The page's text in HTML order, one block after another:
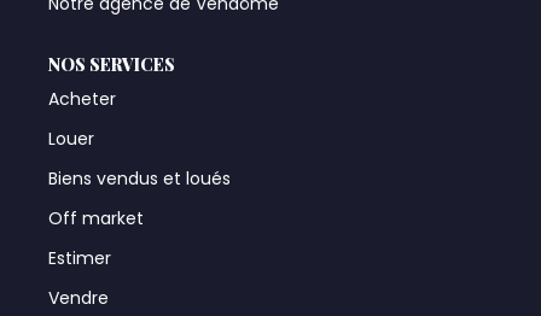
NOS SERVICES
Acheter
Louer
Biens vendus et loués
Off market
Estimer
Vendre